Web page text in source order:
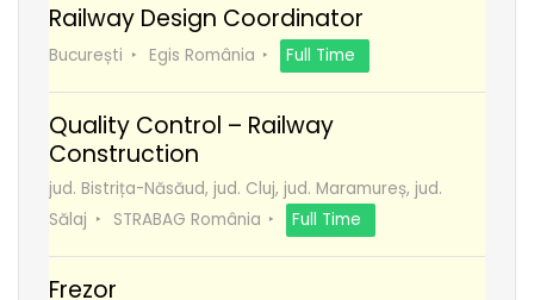
Railway Design Coordinator
București Egis România Full Time
Quality Control – Railway
Construction
jud. Bistrița-Năsăud, jud. Cluj, jud. Maramureș, jud.
Sălaj
STRABAG România Full Time
Frezor